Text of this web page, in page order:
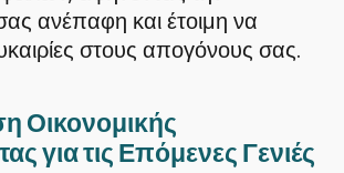
ανέπαφη και έτοιμη να
στους απογόνους σας.
Οικονομικής
για τις Επόμενες Γενιές